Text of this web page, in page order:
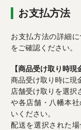
お支払方法
お支払方法の詳細
をご確認ください。
【商品受け取り時現
商品受け取り時に現
店舗受け取りを選択
や各店舗・八幡本
いください。
配送を選択された